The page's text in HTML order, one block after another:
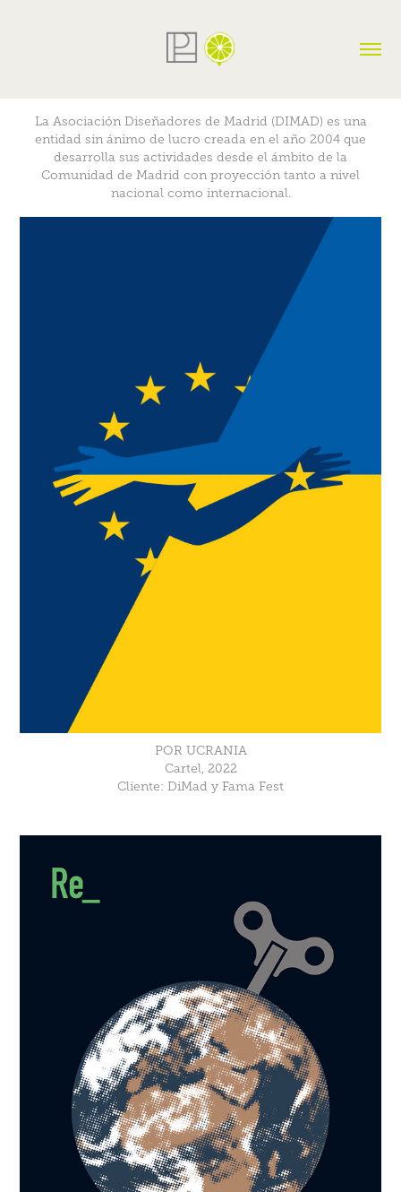
La Asociación Diseñadores de Madrid (DIMAD) es una
entidad sin ánimo de lucro creada en el año 2004 que
desarrolla sus actividades desde el ámbito de la
Comunidad de Madrid con proyección tanto a nivel
nacional como internacional.
POR UCRANIA
Cartel, 2022
Cliente: DiMad y Fama Fest